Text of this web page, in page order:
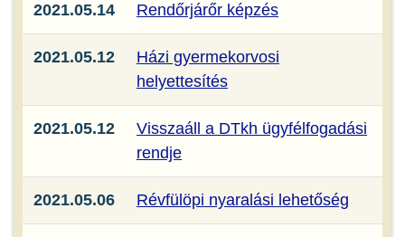
2021.05.14 Rendőrjárőr képzés
2021.05.12
Házi gyermekorvosi
helyettesítés
2021.05.12
Visszaáll a DTkh ügyfélfogadási
rendje
2021.05.06 Révfülöpi nyaralási lehetőség